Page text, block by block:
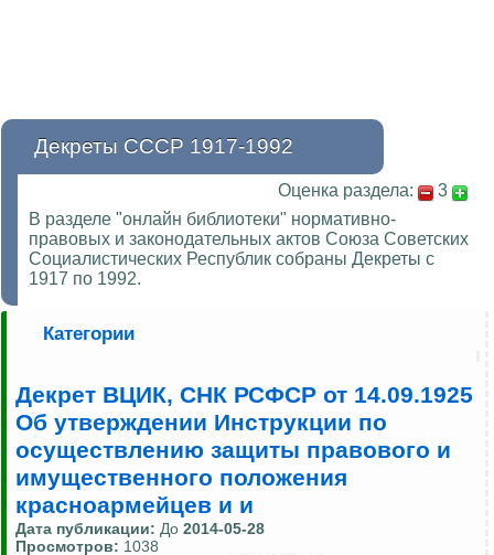
Декреты СССР 1917-1992
Оценка раздела:
3
В разделе "онлайн библиотеки" нормативно-
правовых и законодательных актов Союза Советских
Социалистических Республик собраны Декреты с
1917 по 1992.
Категории
Декрет ВЦИК, СНК РСФСР от 14.09.1925
Об утверждении Инструкции по
осуществлению защиты правового и
имущественного положения
красноармейцев и и
Дата публикации: До 2014-05-28
Просмотров: 1038